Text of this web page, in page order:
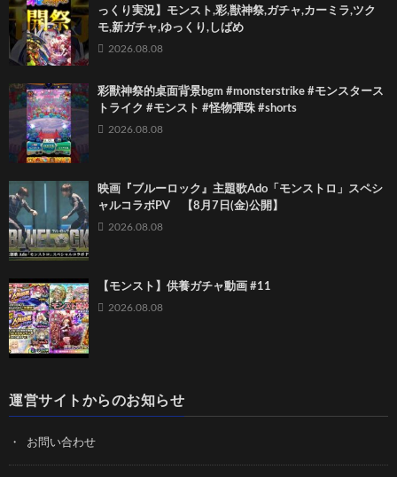
っくり実況】モンスト,彩,獣神祭,ガチャ,カーミラ,ツク
モ,新ガチャ,ゆっくり,しばめ
2026.08.08
彩獸神祭的桌面背景bgm #monsterstrike #モンスタース
トライク #モンスト #怪物彈珠 #shorts
2026.08.08
映画『ブルーロック』主題歌Ado「モンストロ」スペシ
ャルコラボPV 【8月7日(金)公開】
2026.08.08
【モンスト】供養ガチャ動画 #11
2026.08.08
運営サイトからのお知らせ
お問い合わせ